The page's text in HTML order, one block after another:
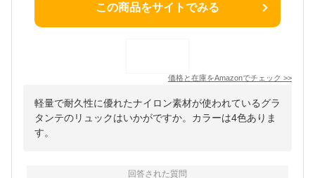
この商品をサイトでみる
価格と在庫をAmazonでチェック >>
軽量で耐久性に優れたナイロン素材が使われているグラ
タンテのリュックはいかがですか。カラーは4色ありま
す。
回答された質問